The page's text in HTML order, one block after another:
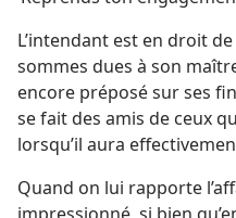
L’intendant est en droit
sommes dues à son
encore préposé sur ses
se fait des amis de ceux
lorsqu’il aura
Quand on lui rapporte